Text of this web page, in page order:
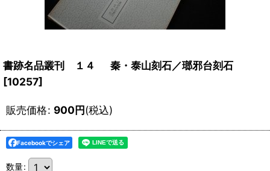
書跡名品叢刊 １４ 秦・泰山刻石／瑯邪台刻石
[10257]
販売価格: 900円(税込)
Facebookでシェア
数量: